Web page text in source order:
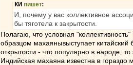
КИ пишет:
И, почему у вас коллективное
бы тяготела к закрытости.
Полагаю, что условная
образцом махаянывыступает
открытости - что популярно в народе,
Индийская махаяна известна в